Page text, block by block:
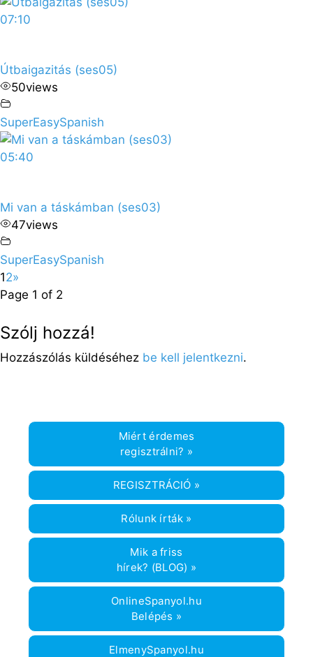
07:10
Útbaigazitás (ses05)
50views
SuperEasySpanish
05:40
Mi van a táskámban (ses03)
47views
SuperEasySpanish
12»
Page 1 of 2
Szólj hozzá!
Hozzászólás küldéséhez be kell jelentkezni.
Miért érdemes
regisztrálni? »
REGISZTRÁCIÓ »
Rólunk írták »
Mik a friss
hírek? (BLOG) »
OnlineSpanyol.hu
Belépés »
ElmenySpanyol.hu